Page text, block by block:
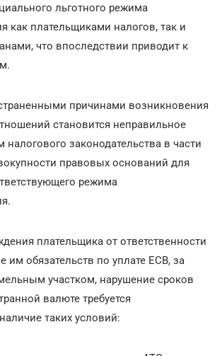
льготного режима
как плательщиками налогов, так и
что впоследствии приводит к
причинами возникновения
становится неправильное
законодательства в части
правовых оснований для
режима
плательщика от ответственности
им обязательств по уплате ЕСВ, за
участком, нарушение сроков
валюте требуется
таких условий: